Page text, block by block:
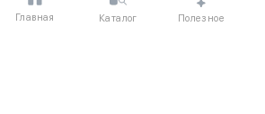
Главная Каталог Полезное